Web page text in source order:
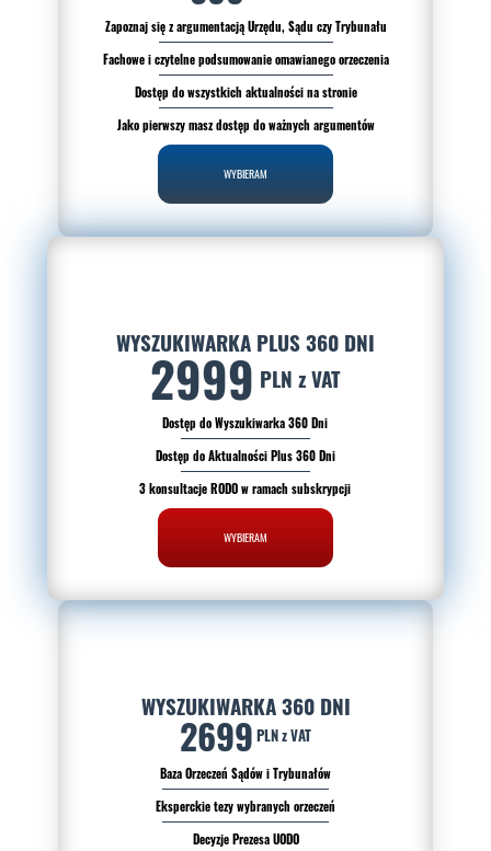
Zapoznaj się z argumentacją Urzędu, Sądu czy Trybunału
Fachowe i czytelne podsumowanie omawianego orzeczenia
Dostęp do wszystkich aktualności na stronie
Jako pierwszy masz dostęp do ważnych argumentów
WYBIERAM
WYSZUKIWARKA PLUS 360 DNI
2999 PLN z VAT
Dostęp do Wyszukiwarka 360 Dni
Dostęp do Aktualności Plus 360 Dni
3 konsultacje RODO w ramach subskrypcji
WYBIERAM
WYSZUKIWARKA 360 DNI
2699 PLN z VAT
Baza Orzeczeń Sądów i Trybunałów
Eksperckie tezy wybranych orzeczeń
Decyzje Prezesa UODO